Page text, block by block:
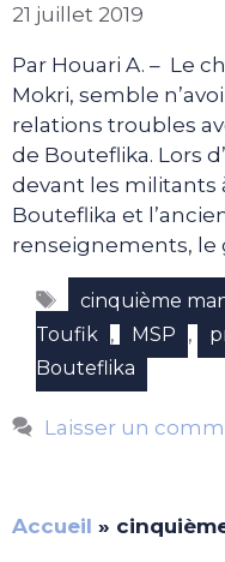
21 juillet 2019
Par Houari A. – Le
Mokri, semble
relations troubles
de Bouteflika. Lors
devant les militants
Bouteflika et
renseignements, le
Étiquettes
cinquième
Toufik , MSP ,
Bouteflika
Laisser un
Accueil »